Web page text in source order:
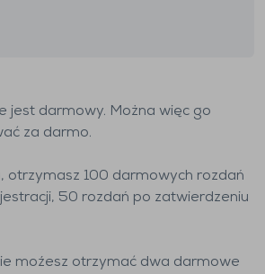
jest darmowy. Można więc go
za darmo.
otrzymasz 100 darmowych rozdań
50 rozdań po zatwierdzeniu
moźesz otrzymać dwa darmowe